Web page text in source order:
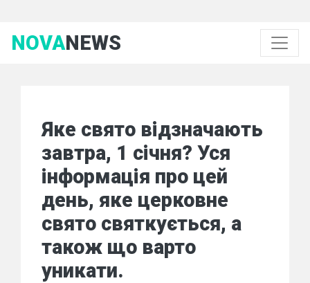
NOVANEWS
Яке свято відзначають
завтра, 1 січня? Уся
інформація про цей
день, яке церковне
свято святкується, а
також що варто
уникати.